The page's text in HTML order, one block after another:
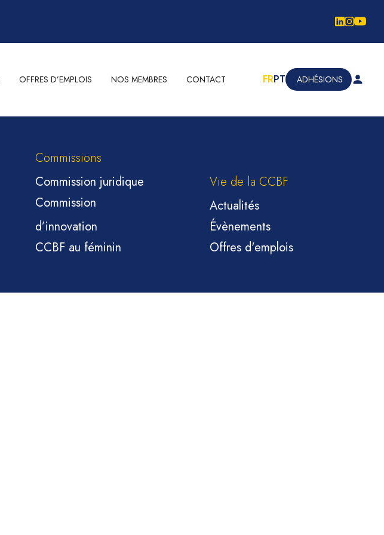
OFFRES D’EMPLOIS NOS MEMBRES CONTACT FRPT ADHÉSIONS
Commissions
Commission juridique
Commission
d’innovation
CCBF au féminin
Vie de la CCBF
Actualités
Évènements
Offres d'emplois